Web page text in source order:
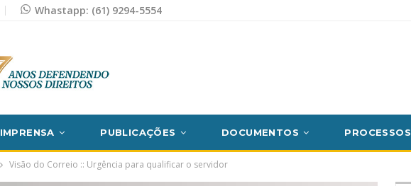
Whastapp: (61) 9294-5554
IMPRENSA PUBLICAÇÕES DOCUMENTOS PROCESSOS
Visão do Correio :: Urgência para qualificar o servidor